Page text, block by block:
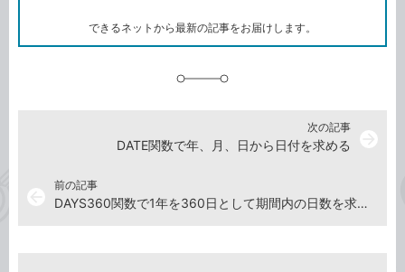
ク
できるネットから最新の記事をお届けします。
前の記事
DAYS360関数で1年を360日として期間内の日数を求める
次の記事
DATE関数で年、月、日から日付を求める